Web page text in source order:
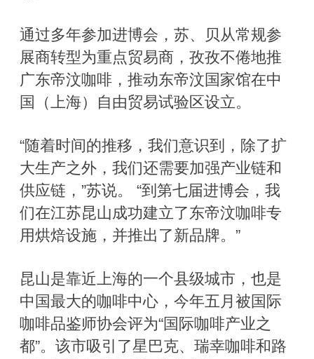
通过多年参加进博会，苏、贝从常规参
展商转型为重点贸易商，孜孜不倦地推
广东帝汶咖啡，推动东帝汶国家馆在中
国（上海）自由贸易试验区设立。
“随着时间的推移，我们意识到，除了扩
大生产之外，我们还需要加强产业链和
供应链，”苏说。 “到第七届进博会，我
们在江苏昆山成功建立了东帝汶咖啡专
用烘焙设施，并推出了新品牌。”
昆山是靠近上海的一个县级城市，也是
中国最大的咖啡中心，今年五月被国际
咖啡品鉴师协会评为“国际咖啡产业之
都”。该市吸引了星巴克、瑞幸咖啡和路